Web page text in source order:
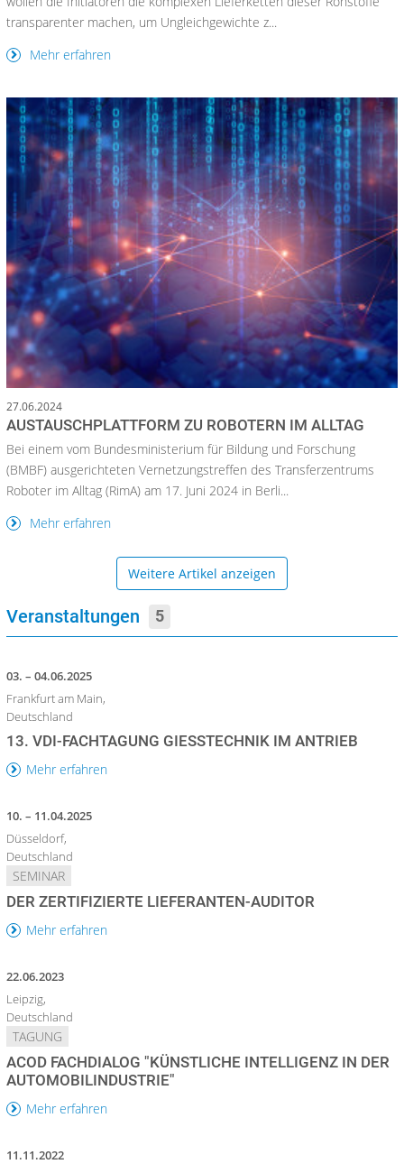
transparenter machen, um Ungleichgewichte z...
Mehr erfahren
27.06.2024
AUSTAUSCHPLATTFORM ZU ROBOTERN IM ALLTAG
Bei einem vom Bundesministerium für Bildung und Forschung
(BMBF) ausgerichteten Vernetzungstreffen des Transferzentrums
Roboter im Alltag (RimA) am 17. Juni 2024 in Berli...
Mehr erfahren
Weitere Artikel anzeigen
Veranstaltungen 5
03. – 04.06.2025
Frankfurt am Main,
Deutschland
13. VDI-FACHTAGUNG GIESSTECHNIK IM ANTRIEB
Mehr erfahren
10. – 11.04.2025
Düsseldorf,
Deutschland
SEMINAR
DER ZERTIFIZIERTE LIEFERANTEN-AUDITOR
Mehr erfahren
22.06.2023
Leipzig,
Deutschland
TAGUNG
ACOD FACHDIALOG "KÜNSTLICHE INTELLIGENZ IN DER
AUTOMOBILINDUSTRIE"
Mehr erfahren
11.11.2022